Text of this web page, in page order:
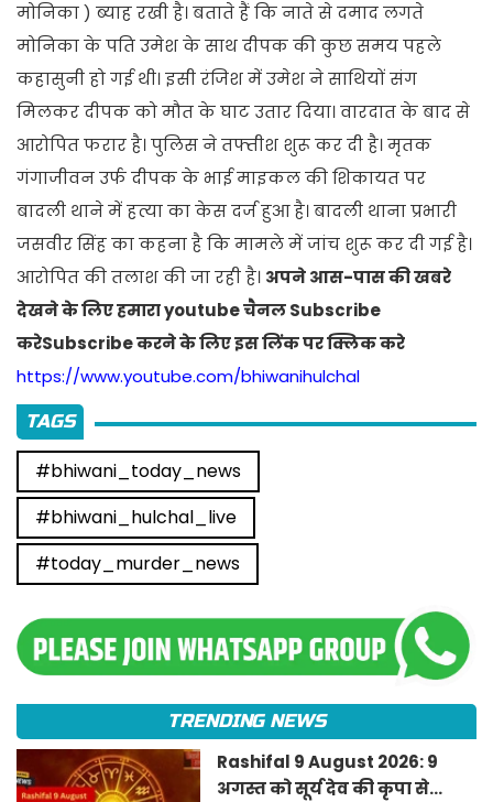
मोनिका ) ब्याह रखी है। बताते हैं कि नाते से दमाद लगते
मोनिका के पति उमेश के साथ दीपक की कुछ समय पहले
कहासुनी हो गई थी। इसी रंजिश में उमेश ने साथियों संग
मिलकर दीपक को मौत के घाट उतार दिया। वारदात के बाद से
आरोपित फरार है। पुलिस ने तफ्तीश शुरू कर दी है। मृतक
गंगाजीवन उर्फ दीपक के भाई माइकल की शिकायत पर
बादली थाने में हत्या का केस दर्ज हुआ है। बादली थाना प्रभारी
जसवीर सिंह का कहना है कि मामले में जांच शुरू कर दी गई है।
आरोपित की तलाश की जा रही है। अपने आस-पास की खबरे
देखने के लिए हमारा youtube चैनल Subscribe
करेSubscribe करने के लिए इस लिंक पर क्लिक करे
https://www.youtube.com/bhiwanihulchal
TAGS
#bhiwani_today_news
#bhiwani_hulchal_live
#today_murder_news
TRENDING NEWS
Rashifal 9 August 2026: 9
अगस्त को सूर्य देव की कृपा से